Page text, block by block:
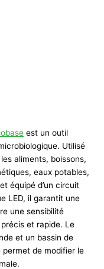
est un outil
Utilisé
aliments, boissons,
eaux potables,
équipé d’un circuit
LED, il garantit une
une sensibilité
et rapide. Le
et un bassin de
de modifier le